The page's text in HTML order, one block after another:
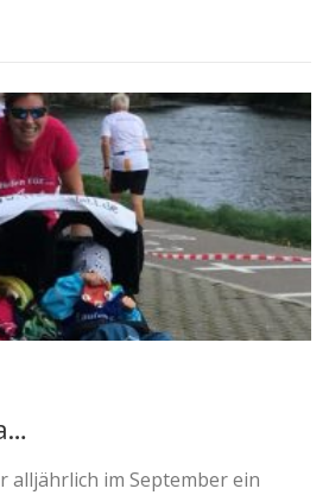
alljährlich im September ein